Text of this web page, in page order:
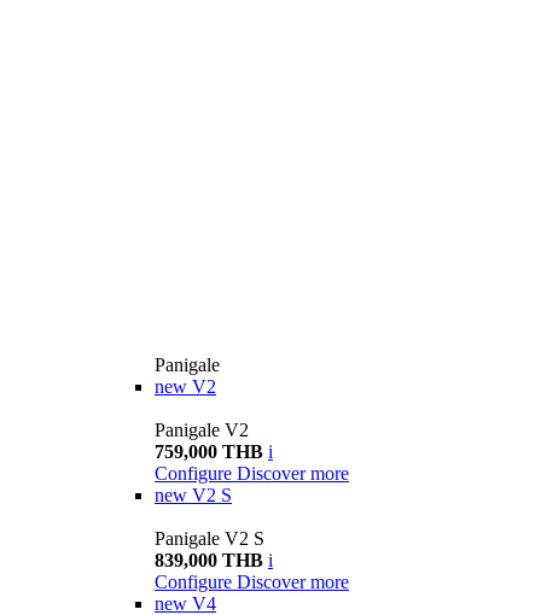
Panigale
new V2
Panigale V2
759,000 THB i
Configure Discover more
new V2 S
Panigale V2 S
839,000 THB i
Configure Discover more
new V4